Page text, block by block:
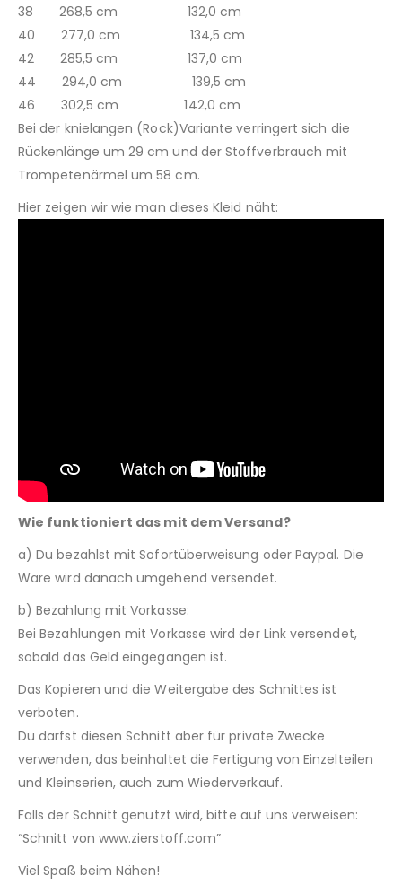
38 268,5 cm 132,0 cm
40 277,0 cm 134,5 cm
42 285,5 cm 137,0 cm
44 294,0 cm 139,5 cm
46 302,5 cm 142,0 cm
Bei der knielangen (Rock)Variante verringert sich die
Rückenlänge um 29 cm und der Stoffverbrauch mit
Trompetenärmel um 58 cm.
Hier zeigen wir wie man dieses Kleid näht:
Wie funktioniert das mit dem Versand?
a) Du bezahlst mit Sofortüberweisung oder Paypal. Die
Ware wird danach umgehend versendet.
b) Bezahlung mit Vorkasse:
Bei Bezahlungen mit Vorkasse wird der Link versendet,
sobald das Geld eingegangen ist.
Das Kopieren und die Weitergabe des Schnittes ist
verboten.
Du darfst diesen Schnitt aber für private Zwecke
verwenden, das beinhaltet die Fertigung von Einzelteilen
und Kleinserien, auch zum Wiederverkauf.
Falls der Schnitt genutzt wird, bitte auf uns verweisen:
“Schnitt von www.zierstoff.com”
Viel Spaß beim Nähen!